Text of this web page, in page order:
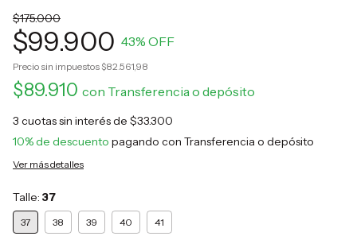
$175.000
$99.900 43% OFF
Precio sin impuestos$82.561,98
$89.910 con Transferencia o depósito
3 cuotas sin interés de $33.300
10% de descuento pagando con Transferencia o depósito
Ver más detalles
Talle: 37
37 38 39 40 41